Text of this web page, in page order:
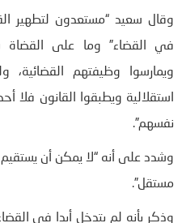
وقال سعيد “مستعدون لتطهير
في القضاء” وما على القضاة
ويمارسوا وظيفتهم
استقلالية ويطبقوا القانون فلا
نفسهم”.
وشدد على أنه “لا يمكن أن
مستقل”.
وذكر بأنه لم يتدخل أبدا في